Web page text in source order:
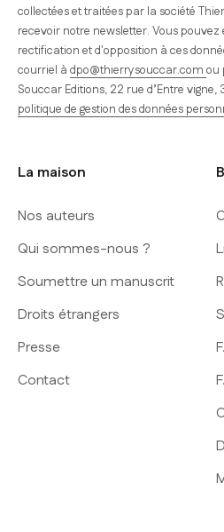
collectées et traitées par la société
recevoir notre newsletter. Vous pouvez
rectification et d'opposition à ces
courriel à dpo@thierrysouccar.com ou
Souccar Editions, 22 rue d’Entre vigne,
politique de gestion des données
La maison
Nos auteurs
Qui sommes-nous ?
Soumettre un manuscrit
Droits étrangers
Presse
Contact